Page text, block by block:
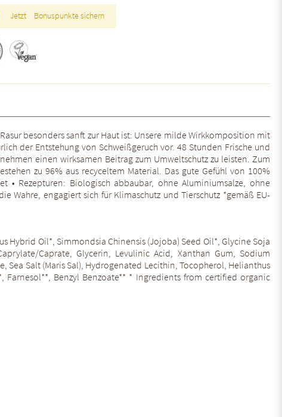
Jetzt Bonuspunkte sichern
besonders sanft zur Haut ist: Unsere milde Wirkkomposition mit
der Entstehung von Schweißgeruch vor. 48 Stunden Frische und
einen wirksamen Beitrag zum Umweltschutz zu leisten. Zum
zu 96% aus recyceltem Material. Das gute Gefühl von 100%
• Rezepturen: Biologisch abbaubar, ohne Aluminiumsalze, ohne
Wahre, engagiert sich für Klimaschutz und Tierschutz *gemäß EU-
Hybrid Oil*, Simmondsia Chinensis (Jojoba) Seed Oil*, Glycine Soja
Caprate, Glycerin, Levulinic Acid, Xanthan Gum, Sodium
Salt (Maris Sal), Hydrogenated Lecithin, Tocopherol, Helianthus
Farnesol**, Benzyl Benzoate** * Ingredients from certified organic